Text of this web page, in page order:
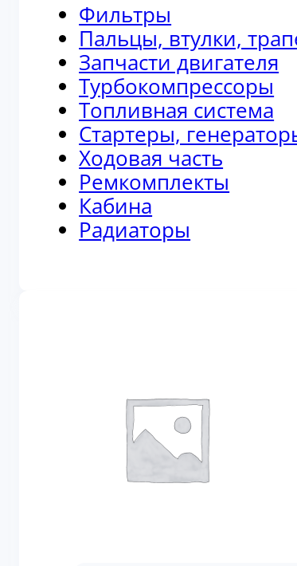
Фильтры
Пальцы, втулки,
Запчасти двигателя
Турбокомпрессоры
Топливная система
Стартеры,
Ходовая часть
Ремкомплекты
Кабина
Радиаторы